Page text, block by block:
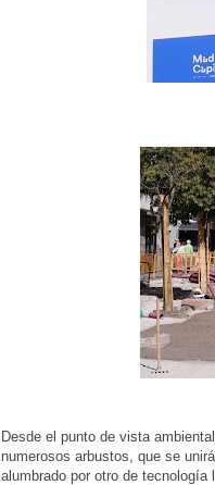
Desde el punto de vista
numerosos arbustos, que se
alumbrado por otro de